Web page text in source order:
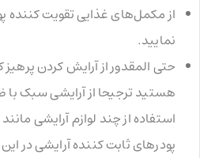
از مکمل‌های غذایی تقویت کننده
نمایید.
حتی المقدور از آرایش کردن پرهیز
هستید ترجیحا از آرایشی سبک با
استفاده از چند لوازم آرایشی مانند
پودرهای ثابت کننده آرایشی در